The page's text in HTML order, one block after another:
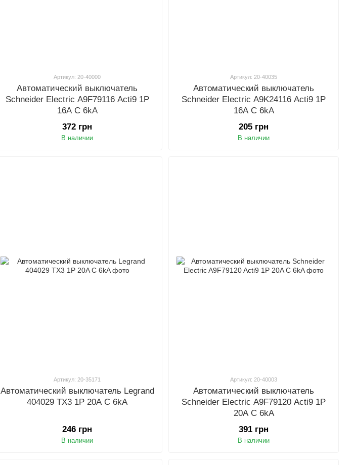
Артикул: 20-40000
Автоматический выключатель
Schneider Electric A9F79116 Acti9 1P
16A C 6kA
372 грн
В наличии
Артикул: 20-40035
Автоматический выключатель
Schneider Electric A9K24116 Acti9 1P
16A C 6kA
205 грн
В наличии
Артикул: 20-35171
Автоматический выключатель Legrand
404029 TX3 1P 20A C 6kA
246 грн
В наличии
Артикул: 20-40003
Автоматический выключатель
Schneider Electric A9F79120 Acti9 1P
20A C 6kA
391 грн
В наличии